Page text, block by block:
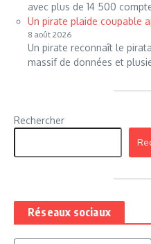
avec plus de 14 500
Un pirate plaide coupable
8 août 2026
Un pirate reconnaît le
massif de données et
Rechercher
Réseaux sociaux